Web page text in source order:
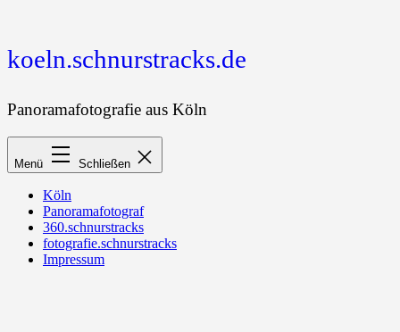
koeln.schnurstracks.de
Panoramafotografie aus Köln
Menü Schließen
Köln
Panoramafotograf
360.schnurstracks
fotografie.schnurstracks
Impressum